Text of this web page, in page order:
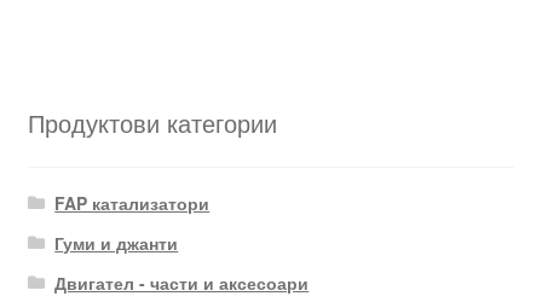
Продуктови категории
FAP катализатори
Гуми и джанти
Двигател - части и аксесоари